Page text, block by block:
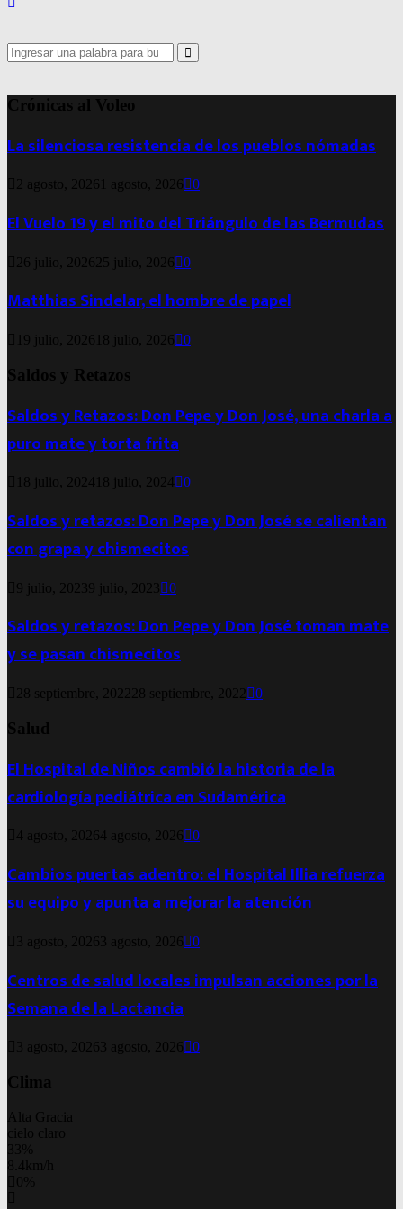
Search
for:
Search
Crónicas al Voleo
La silenciosa resistencia de los pueblos nómadas
2 agosto, 2026 1 agosto, 2026 0
El Vuelo 19 y el mito del Triángulo de las Bermudas
26 julio, 2026 25 julio, 2026 0
Matthias Sindelar, el hombre de papel
19 julio, 2026 18 julio, 2026 0
Saldos y Retazos
Saldos y Retazos: Don Pepe y Don José, una charla a
puro mate y torta frita
18 julio, 2024 18 julio, 2024 0
Saldos y retazos: Don Pepe y Don José se calientan
con grapa y chismecitos
9 julio, 20239 julio, 2023 0
Saldos y retazos: Don Pepe y Don José toman mate
y se pasan chismecitos
28 septiembre, 2022 28 septiembre, 2022 0
Salud
El Hospital de Niños cambió la historia de la
cardiología pediátrica en Sudamérica
4 agosto, 20264 agosto, 2026 0
Cambios puertas adentro: el Hospital Illia refuerza
su equipo y apunta a mejorar la atención
3 agosto, 2026 3 agosto, 2026 0
Centros de salud locales impulsan acciones por la
Semana de la Lactancia
3 agosto, 2026 3 agosto, 2026 0
Clima
Alta Gracia
cielo claro
33%
8.4km/h
0%